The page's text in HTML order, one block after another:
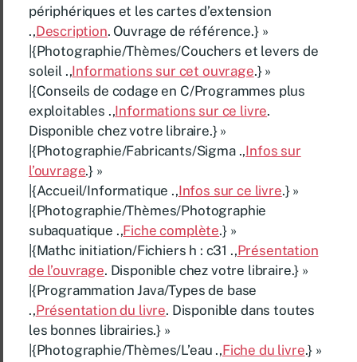
périphériques et les cartes d’extension
.,Description. Ouvrage de référence.} »
|{Photographie/Thèmes/Couchers et levers de
soleil .,Informations sur cet ouvrage.} »
|{Conseils de codage en C/Programmes plus
exploitables .,Informations sur ce livre.
Disponible chez votre libraire.} »
|{Photographie/Fabricants/Sigma .,Infos sur
l’ouvrage.} »
|{Accueil/Informatique .,Infos sur ce livre.} »
|{Photographie/Thèmes/Photographie
subaquatique .,Fiche complète.} »
|{Mathc initiation/Fichiers h : c31 .,Présentation
de l’ouvrage. Disponible chez votre libraire.} »
|{Programmation Java/Types de base
.,Présentation du livre. Disponible dans toutes
les bonnes librairies.} »
|{Photographie/Thèmes/L’eau .,Fiche du livre.} »